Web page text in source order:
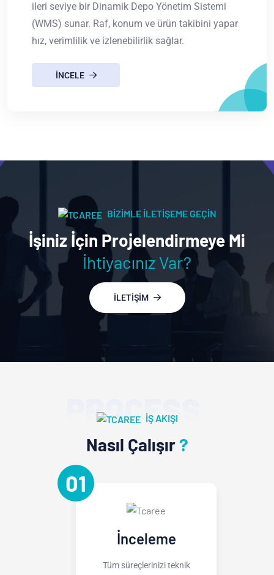
ileri seviye bir Dinamik Depo Yönetim Sistemi
(WMS) sunar. Raf, konum ve ürün takibini yapar
hız, verimlilik ve izlenebilirlik sağlar.
INCELE
BİZİMLE İLETİŞEME GEÇİN
İşiniz İçin Projelendirmeye Mi
İhtiyacınız Var?
ILETIŞIM
PROCESS
IŞ AKIŞI
Nasıl Çalışır?
01
İnceleme
Tüm süreçlerinizi teknik